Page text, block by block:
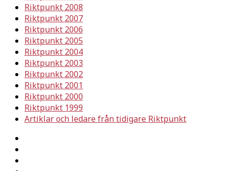
Riktpunkt 2008
Riktpunkt 2007
Riktpunkt 2006
Riktpunkt 2005
Riktpunkt 2004
Riktpunkt 2003
Riktpunkt 2002
Riktpunkt 2001
Riktpunkt 2000
Riktpunkt 1999
Artiklar och ledare från tidigare Riktpunkt